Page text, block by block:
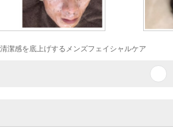
潔感を底上げするメンズフェイシャルケア